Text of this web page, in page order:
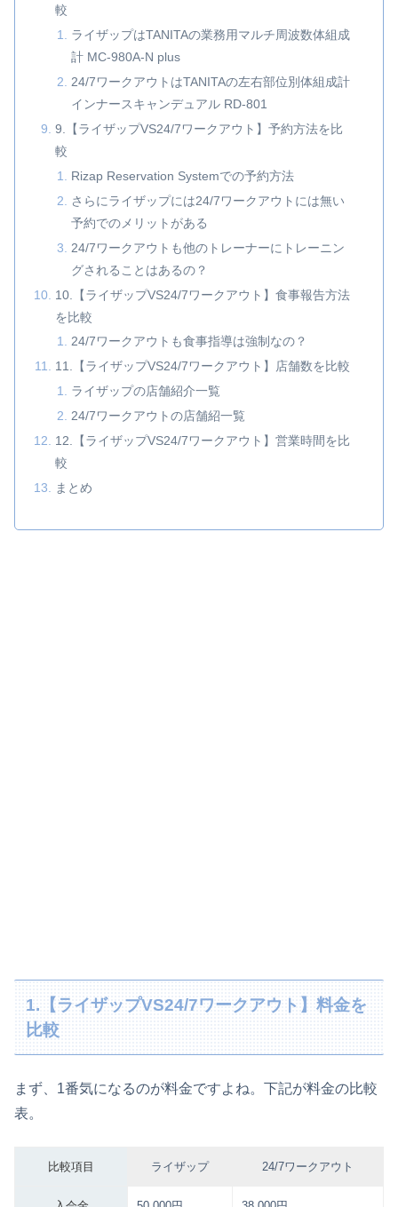
較
ライザップはTANITAの業務用マルチ周波数体組成
計 MC-980A-N plus
24/7ワークアウトはTANITAの左右部位別体組成計
インナースキャンデュアル RD-801
9.【ライザップVS24/7ワークアウト】予約方法を比
較
Rizap Reservation Systemでの予約方法
さらにライザップには24/7ワークアウトには無い
予約でのメリットがある
24/7ワークアウトも他のトレーナーにトレーニン
グされることはあるの？
10.【ライザップVS24/7ワークアウト】食事報告方法
を比較
24/7ワークアウトも食事指導は強制なの？
11.【ライザップVS24/7ワークアウト】店舗数を比較
ライザップの店舗紹介一覧
24/7ワークアウトの店舗紹一覧
12.【ライザップVS24/7ワークアウト】営業時間を比
較
まとめ
1.【ライザップVS24/7ワークアウト】料金を
比較
まず、1番気になるのが料金ですよね。下記が料金の比較
表。
比較項目 ライザップ 24/7ワークアウト